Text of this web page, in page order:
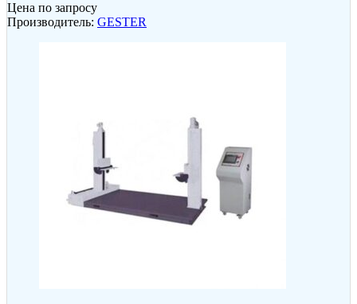
Цена по запросу
Производитель: GESTER